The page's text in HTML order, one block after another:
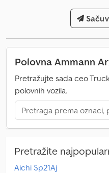
Polovna Ammann
Pretražujte sada ceo
polovnih vozila.
Pretražite
Aichi Sp21Aj